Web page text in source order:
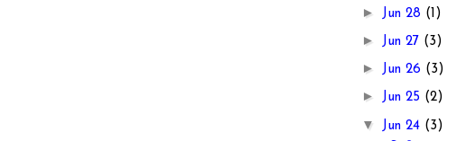
► Jun 28 (1)
► Jun 27 (3)
► Jun 26 (3)
► Jun 25 (2)
▼ Jun 24 (3)